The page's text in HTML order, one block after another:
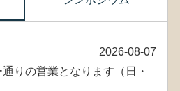
2026-08-07
りの営業となります（日・